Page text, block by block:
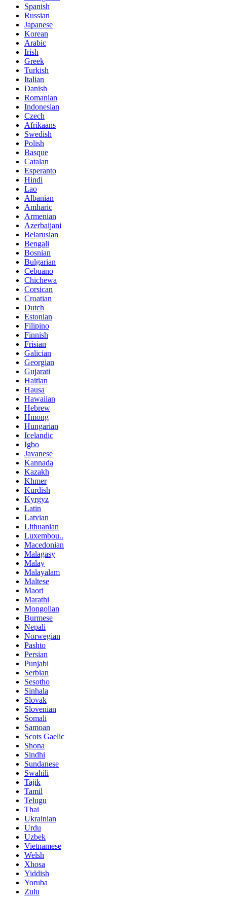
Spanish
Russian
Japanese
Korean
Arabic
Irish
Greek
Turkish
Italian
Danish
Romanian
Indonesian
Czech
Afrikaans
Swedish
Polish
Basque
Catalan
Esperanto
Hindi
Lao
Albanian
Amharic
Armenian
Azerbaijani
Belarusian
Bengali
Bosnian
Bulgarian
Cebuano
Chichewa
Corsican
Croatian
Dutch
Estonian
Filipino
Finnish
Frisian
Galician
Georgian
Gujarati
Haitian
Hausa
Hawaiian
Hebrew
Hmong
Hungarian
Icelandic
Igbo
Javanese
Kannada
Kazakh
Khmer
Kurdish
Kyrgyz
Latin
Latvian
Lithuanian
Luxembou..
Macedonian
Malagasy
Malay
Malayalam
Maltese
Maori
Marathi
Mongolian
Burmese
Nepali
Norwegian
Pashto
Persian
Punjabi
Serbian
Sesotho
Sinhala
Slovak
Slovenian
Somali
Samoan
Scots Gaelic
Shona
Sindhi
Sundanese
Swahili
Tajik
Tamil
Telugu
Thai
Ukrainian
Urdu
Uzbek
Vietnamese
Welsh
Xhosa
Yiddish
Yoruba
Zulu